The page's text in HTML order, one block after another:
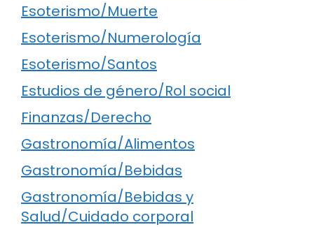
Esoterismo/Muerte
Esoterismo/Numerología
Esoterismo/Santos
Estudios de género/Rol social
Finanzas/Derecho
Gastronomía/Alimentos
Gastronomía/Bebidas
Gastronomía/Bebidas y
Salud/Cuidado corporal